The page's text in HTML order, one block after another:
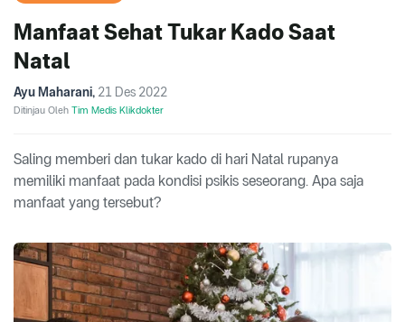
Manfaat Sehat Tukar Kado Saat
Natal
Ayu Maharani, 21 Des 2022
Ditinjau Oleh Tim Medis Klikdokter
Saling memberi dan tukar kado di hari Natal rupanya
memiliki manfaat pada kondisi psikis seseorang. Apa saja
manfaat yang tersebut?